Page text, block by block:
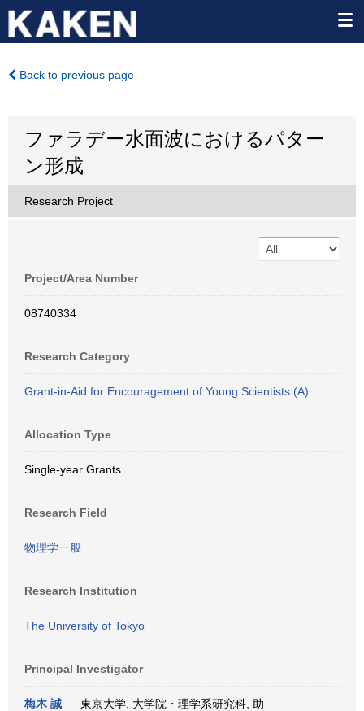
Back to previous page
ファラデー水面波におけるパター
ン形成
Research Project
Project/Area Number
08740334
Research Category
Grant-in-Aid for Encouragement of Young Scientists (A)
Allocation Type
Single-year Grants
Research Field
物理学一般
Research Institution
The University of Tokyo
Principal Investigator
梅木 誠
東京大学, 大学院・理学系研究科, 助